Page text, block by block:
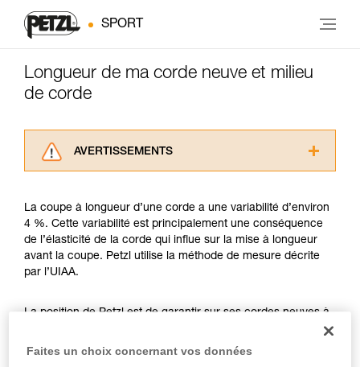
SPORT
Longueur de ma corde neuve et milieu
de corde
AVERTISSEMENTS
consulter. Vous devez avoir compris les
informations de la notice technique pour
pouvoir comprendre ce complément
d’informations.
Maîtriser ces techniques nécessite une
avec un professionnel votre capacité à refaire
Nous donnons des exemples de techniques
La coupe à longueur d’une corde a une variabilité d’environ
4 %. Cette variabilité est principalement une conséquence
de l’élasticité de la corde qui influe sur la mise à longueur
avant la coupe. Petzl utilise la méthode de mesure décrite
par l’UIAA.
La position de Petzl est de garantir sur ses cordes neuves à
corde neuve Petzl de 50 mètres pourra mesurer à minima 50
Faites un choix concernant vos données